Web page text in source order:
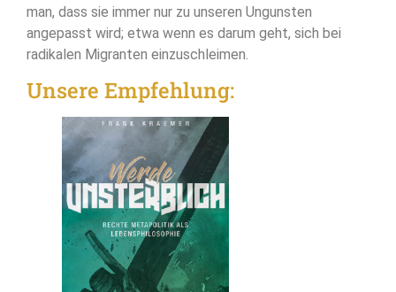
man, dass sie immer nur zu unseren Ungunsten
angepasst wird; etwa wenn es darum geht, sich bei
radikalen Migranten einzuschleimen.
Unsere Empfehlung: